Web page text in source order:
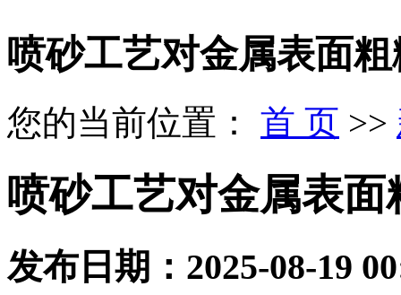
喷砂工艺对金属表面
您的当前位置： 首 页 >>
喷砂工艺对金属表
发布日期： 2025-08-19